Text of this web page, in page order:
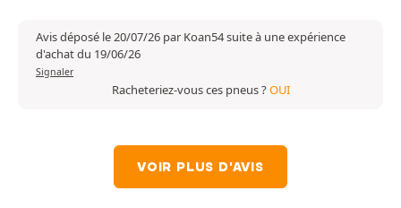
Avis déposé le 20/07/26 par Koan54 suite à une expérience
d'achat du 19/06/26
Signaler
Racheteriez-vous ces pneus ?OUI
VOIR PLUS D'AVIS